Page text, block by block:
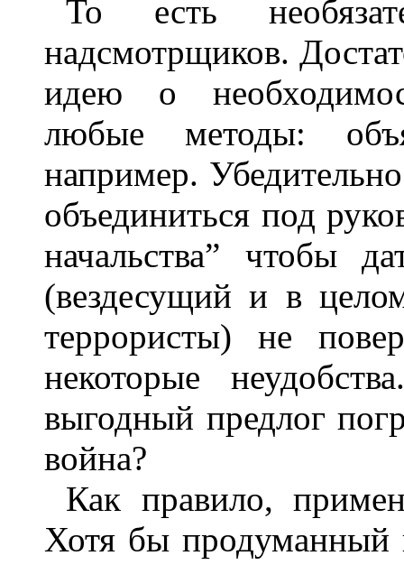
То есть
надсмотрщиков.
идею о
любые методы:
например.
объединиться под
начальства” чтобы
(вездесущий и в
террористы) не
некоторые
выгодный предлог
война?
Как правило,
Хотя бы продуманный